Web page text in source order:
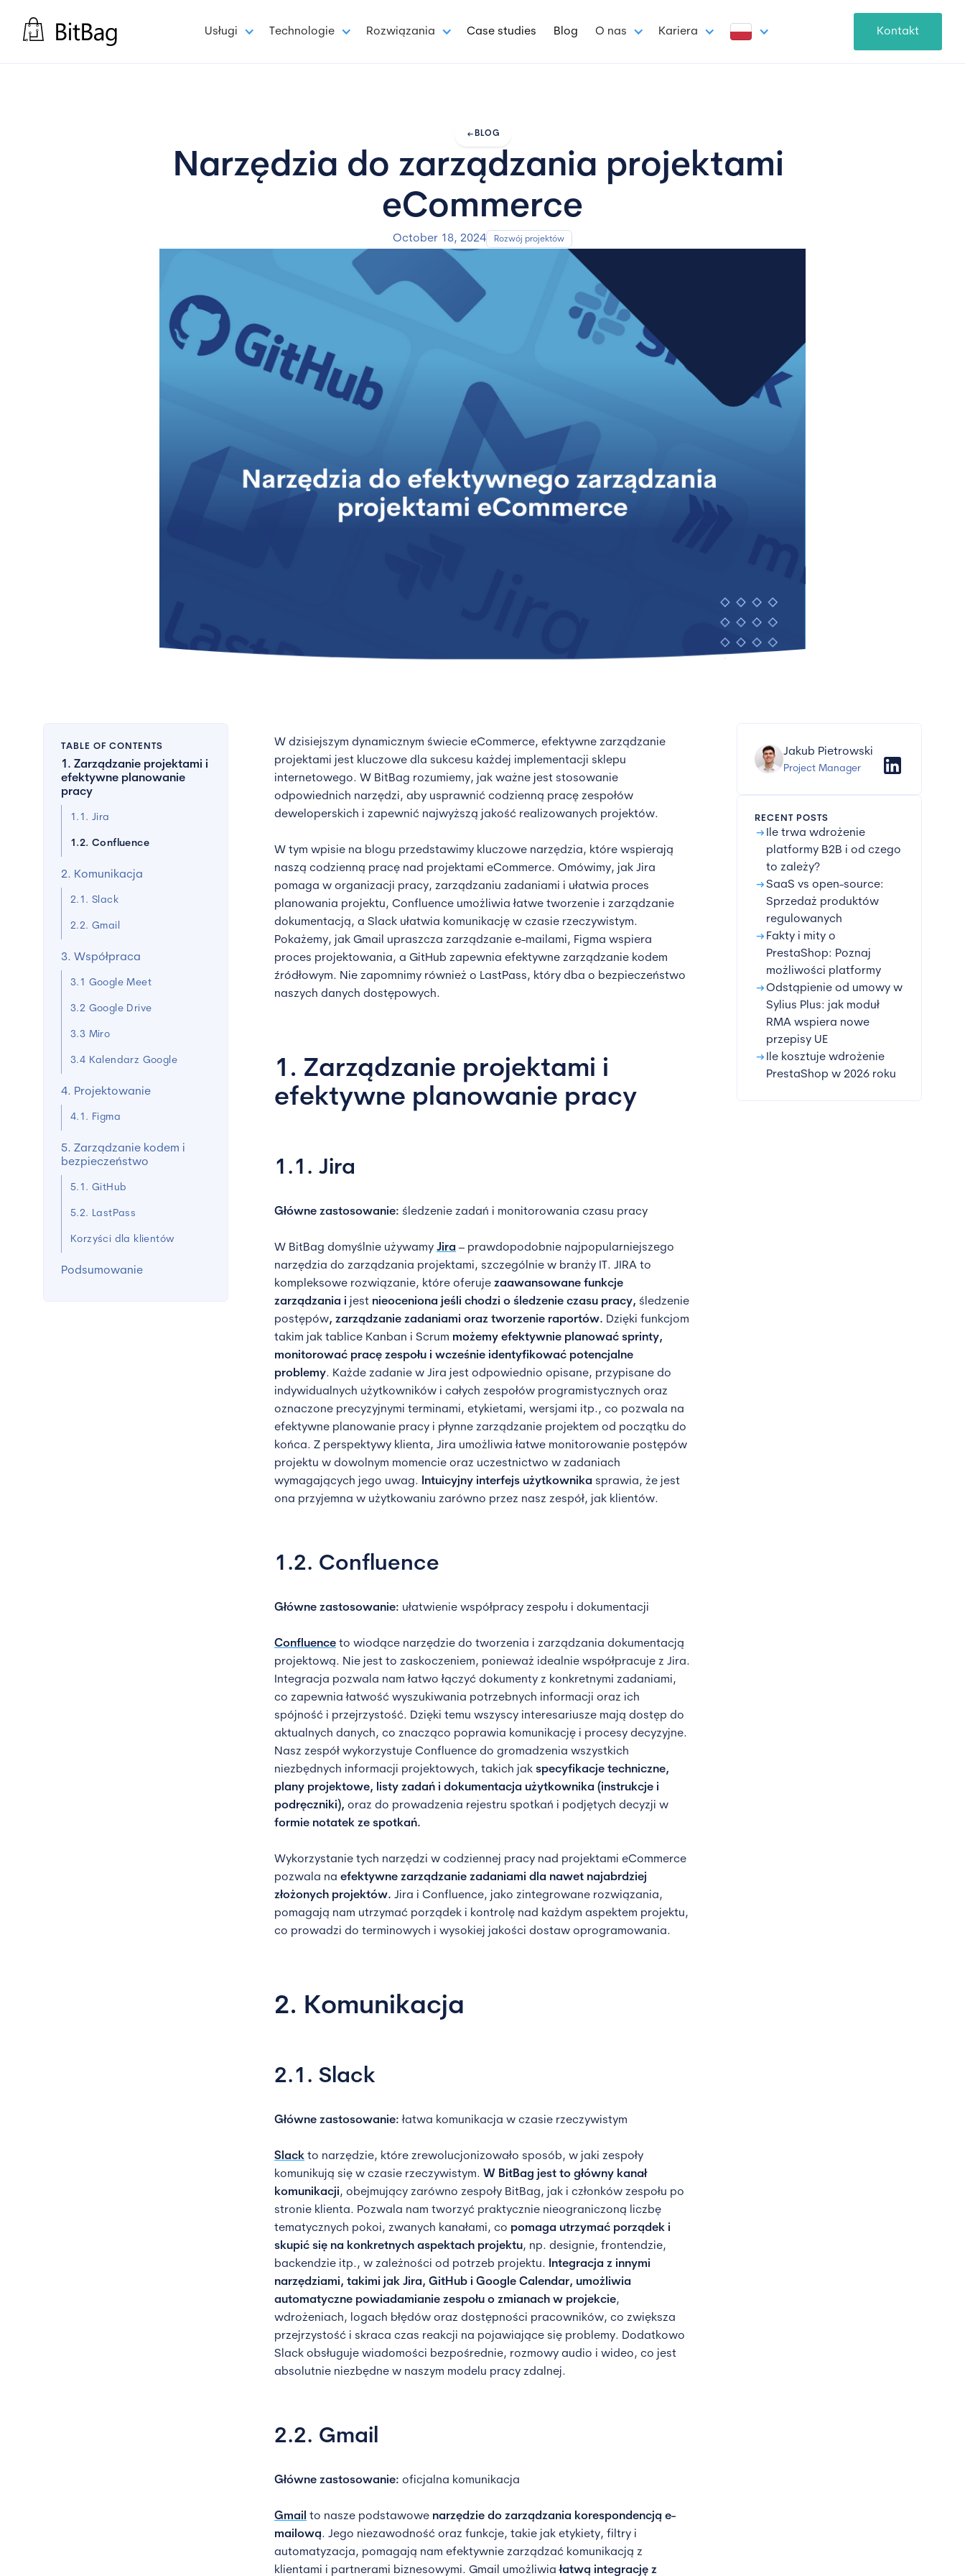
Usługi Technologie Rozwiązania Case studies Blog O nas Kariera Kontakt
arrow_left_alt BLOG
Narzędzia do zarządzania projektami
eCommerce
October 18, 2024 Rozwój projektów
TABLE OF CONTENTS
1. Zarządzanie projektami i
efektywne planowanie
pracy
1.1. Jira
1.2. Confluence
2. Komunikacja
2.1. Slack
2.2. Gmail
3. Współpraca
3.1 Google Meet
3.2 Google Drive
3.3 Miro
3.4 Kalendarz Google
4. Projektowanie
4.1. Figma
5. Zarządzanie kodem i
bezpieczeństwo
5.1. GitHub
5.2. LastPass
Korzyści dla klientów
Podsumowanie
W dzisiejszym dynamicznym świecie eCommerce, efektywne zarządzanie
projektami jest kluczowe dla sukcesu każdej implementacji sklepu
internetowego. W BitBag rozumiemy, jak ważne jest stosowanie
odpowiednich narzędzi, aby usprawnić codzienną pracę zespołów
deweloperskich i zapewnić najwyższą jakość realizowanych projektów.
W tym wpisie na blogu przedstawimy kluczowe narzędzia, które wspierają
naszą codzienną pracę nad projektami eCommerce. Omówimy, jak Jira
pomaga w organizacji pracy, zarządzaniu zadaniami i ułatwia proces
planowania projektu, Confluence umożliwia łatwe tworzenie i zarządzanie
dokumentacją, a Slack ułatwia komunikację w czasie rzeczywistym.
Pokażemy, jak Gmail upraszcza zarządzanie e-mailami, Figma wspiera
proces projektowania, a GitHub zapewnia efektywne zarządzanie kodem
źródłowym. Nie zapomnimy również o LastPass, który dba o bezpieczeństwo
naszych danych dostępowych.
1. Zarządzanie projektami i
efektywne planowanie pracy
1.1. Jira
Główne zastosowanie: śledzenie zadań i monitorowania czasu pracy
W BitBag domyślnie używamy Jira – prawdopodobnie najpopularniejszego
narzędzia do zarządzania projektami, szczególnie w branży IT. JIRA to
kompleksowe rozwiązanie, które oferuje zaawansowane funkcje
zarządzania i jest nieoceniona jeśli chodzi o śledzenie czasu pracy, śledzenie
postępów, zarządzanie zadaniami oraz tworzenie raportów. Dzięki funkcjom
takim jak tablice Kanban i Scrum możemy efektywnie planować sprinty,
monitorować pracę zespołu i wcześnie identyfikować potencjalne
problemy. Każde zadanie w Jira jest odpowiednio opisane, przypisane do
indywidualnych użytkowników i całych zespołów programistycznych oraz
oznaczone precyzyjnymi terminami, etykietami, wersjami itp., co pozwala na
efektywne planowanie pracy i płynne zarządzanie projektem od początku do
końca. Z perspektywy klienta, Jira umożliwia łatwe monitorowanie postępów
projektu w dowolnym momencie oraz uczestnictwo w zadaniach
wymagających jego uwag.
Intuicyjny interfejs użytkownika sprawia, że jest
ona przyjemna w użytkowaniu zarówno przez nasz zespół, jak klientów.
1.2. Confluence
Główne zastosowanie: ułatwienie współpracy zespołu i dokumentacji
Confluence to wiodące narzędzie do tworzenia i zarządzania dokumentacją
projektową. Nie jest to zaskoczeniem, ponieważ idealnie współpracuje z Jira.
Integracja pozwala nam łatwo łączyć dokumenty z konkretnymi zadaniami,
co zapewnia łatwość wyszukiwania potrzebnych informacji oraz ich
spójność i przejrzystość. Dzięki temu wszyscy interesariusze mają dostęp do
aktualnych danych, co znacząco poprawia komunikację i procesy decyzyjne.
Nasz zespół wykorzystuje Confluence do gromadzenia wszystkich
niezbędnych informacji projektowych, takich jak specyfikacje techniczne,
plany projektowe, listy zadań i dokumentacja użytkownika (instrukcje i
podręczniki), oraz do prowadzenia rejestru spotkań i podjętych decyzji w
formie notatek ze spotkań.
Wykorzystanie tych narzędzi w codziennej pracy nad projektami eCommerce
pozwala na efektywne zarządzanie zadaniami dla nawet najabrdziej
złożonych projektów. Jira i Confluence, jako zintegrowane rozwiązania,
pomagają nam utrzymać porządek i kontrolę nad każdym aspektem projektu,
co prowadzi do terminowych i wysokiej jakości dostaw oprogramowania.
2. Komunikacja
2.1. Slack
Główne zastosowanie: łatwa komunikacja w czasie rzeczywistym
Slack to narzędzie, które zrewolucjonizowało sposób, w jaki zespoły
komunikują się w czasie rzeczywistym. W BitBag jest to główny kanał
komunikacji, obejmujący zarówno zespoły BitBag, jak i członków zespołu po
stronie klienta. Pozwala nam tworzyć praktycznie nieograniczoną liczbę
tematycznych pokoi, zwanych kanałami, co pomaga utrzymać porządek i
skupić się na konkretnych aspektach projektu, np. designie, frontendzie,
backendzie itp., w zależności od potrzeb projektu.
Integracja z innymi
narzędziami, takimi jak Jira, GitHub i Google Calendar, umożliwia
automatyczne powiadamianie zespołu o zmianach w projekcie,
wdrożeniach, logach błędów oraz dostępności pracowników, co zwiększa
przejrzystość i skraca czas reakcji na pojawiające się problemy. Dodatkowo
Slack obsługuje wiadomości bezpośrednie, rozmowy audio i wideo, co jest
absolutnie niezbędne w naszym modelu pracy zdalnej.
2.2. Gmail
Główne zastosowanie: oficjalna komunikacja
Gmail to nasze podstawowe narzędzie do zarządzania korespondencją e-
mailową. Jego niezawodność oraz funkcje, takie jak etykiety, filtry i
automatyzacja, pomagają nam efektywnie zarządzać komunikacją z
klientami i partnerami biznesowymi. Gmail umożliwiałatwą integrację z
Jakub Pietrowski
Project Manager
RECENT POSTS
arrow_right_alt
Ile trwa wdrożenie
platformy B2B i od czego
to zależy?
arrow_right_altSaaS vs open-source:
Sprzedaż produktów
regulowanych
arrow_right_alt Fakty i mity o
PrestaShop: Poznaj
możliwości platformy
arrow_right_altOdstąpienie od umowy w
Sylius Plus: jak moduł
RMA wspiera nowe
przepisy UE
arrow_right_alt
Ile kosztuje wdrożenie
PrestaShop w 2026 roku